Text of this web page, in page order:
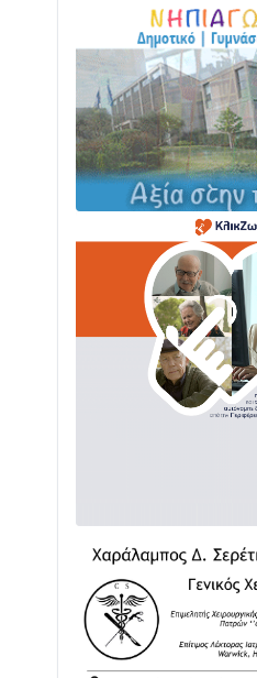
ΤΟ ΠΑΡΤΥ
05/08 • 08:41
Στο σκοτάδι μεγάλο
Ναυπάκτου
04/08 • 19:47
Σε τροχιά
του Κέντρου της
Σε φουλ ρυθμούς το
Άγιος Νικόλαος |
03/08 • 11:11
Με Αρχιερατική
Πανήγυρη της
Σωτήρος στο Γολέμι
Διαβάστε την
κυκλοφορεί
31/07 • 08:16
Δωρίδα για Όλους:
των νερών στην